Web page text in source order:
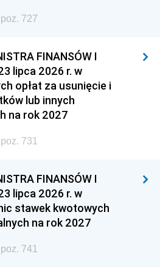
727
FINANSÓW I
lipca 2026 r. w
opłat za usunięcie i
lub innych
na rok 2027
731
FINANSÓW I
lipca 2026 r. w
stawek kwotowych
na rok 2027
741